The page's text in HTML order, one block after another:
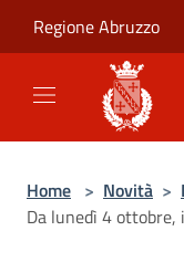
Regione Abruzzo
Home > Novità >
Da lunedì 4 ottobre,